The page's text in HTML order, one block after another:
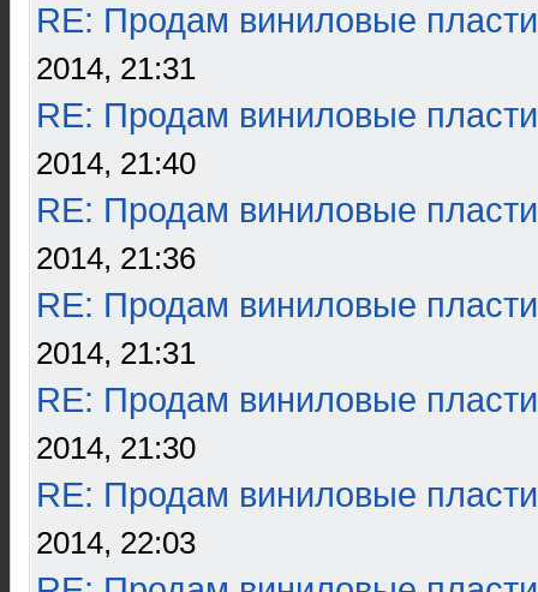
RE: Продам виниловые
2014, 21:31
RE: Продам виниловые
2014, 21:40
RE: Продам виниловые
2014, 21:36
RE: Продам виниловые
2014, 21:31
RE: Продам виниловые
2014, 21:30
RE: Продам виниловые
2014, 22:03